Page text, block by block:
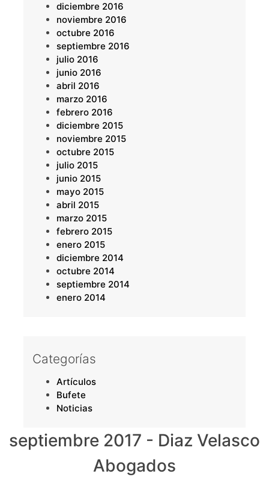
diciembre 2016
noviembre 2016
octubre 2016
septiembre 2016
julio 2016
junio 2016
abril 2016
marzo 2016
febrero 2016
diciembre 2015
noviembre 2015
octubre 2015
julio 2015
junio 2015
mayo 2015
abril 2015
marzo 2015
febrero 2015
enero 2015
diciembre 2014
octubre 2014
septiembre 2014
enero 2014
Categorías
Artículos
Bufete
Noticias
septiembre 2017 - Diaz Velasco
Abogados